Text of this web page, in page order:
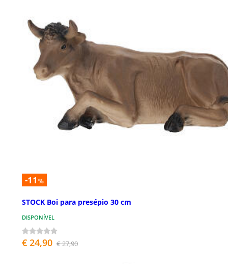
-11 %
STOCK Boi para presépio 30 cm
DISPONÍVEL
€ 24,90 € 27,90